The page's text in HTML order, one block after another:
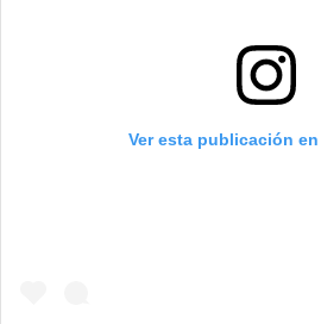
Ver esta publicación